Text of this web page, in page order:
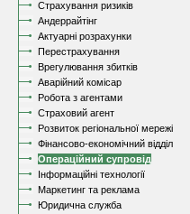
Страхування ризиків
Андеррайтінг
Актуарні розрахунки
Перестрахування
Врегулювання збитків
Аварійний комісар
Робота з агентами
Страховий агент
Розвиток регіональної мережі
Фінансово-економічний відділ
Операційний супровід
Інформаційні технології
Маркетинг та реклама
Юридична служба